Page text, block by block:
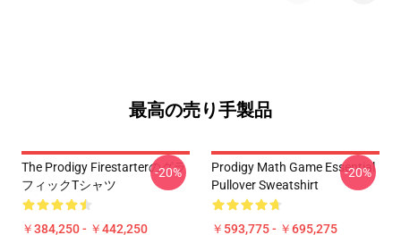
最高の売り手製品
The Prodigy Firestarterのグラ
フィックTシャツ
￥384,250 - ￥442,250
-20%
Prodigy Math Game Essential
Pullover Sweatshirt
￥593,775 - ￥695,275
-20%